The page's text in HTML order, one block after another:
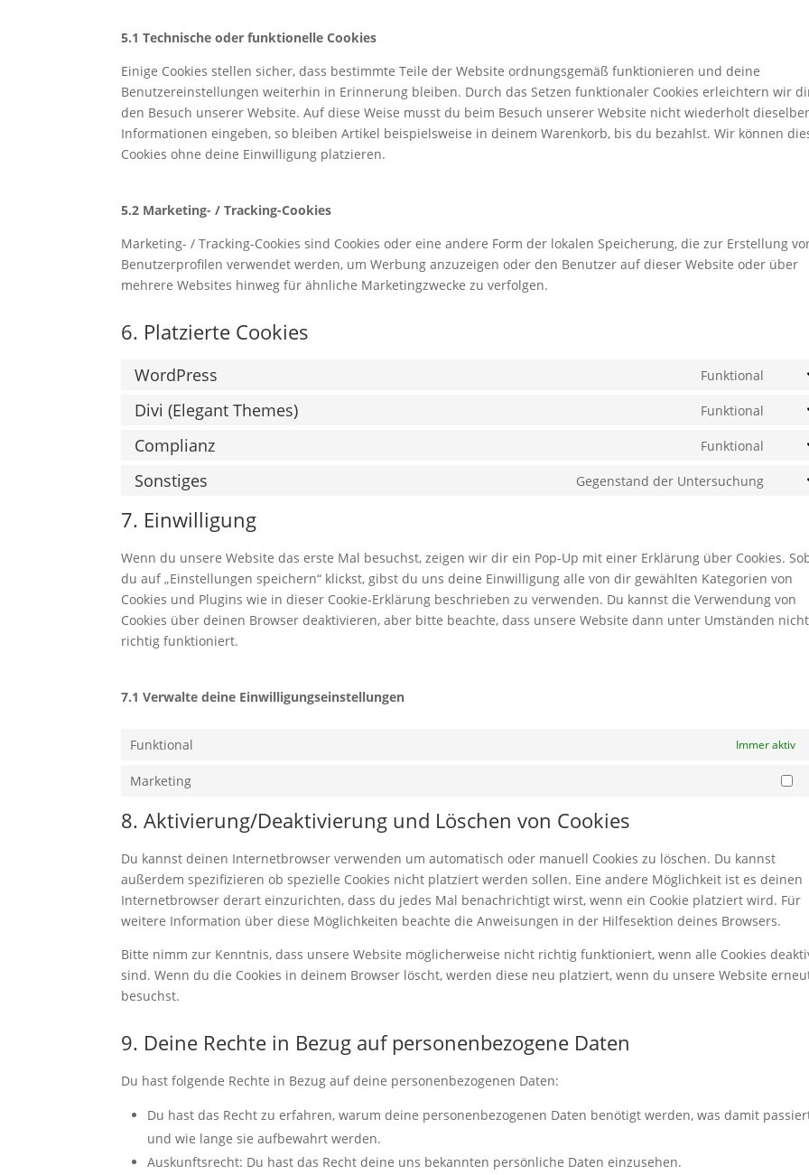
5.1 Technische oder funktionelle Cookies
Einige Cookies stellen sicher, dass bestimmte Teile der Website ordnungsgemäß funktionieren und deine
Benutzereinstellungen weiterhin in Erinnerung bleiben. Durch das Setzen funktionaler Cookies erleichtern wir
den Besuch unserer Website. Auf diese Weise musst du beim Besuch unserer Website nicht wiederholt
Informationen eingeben, so bleiben Artikel beispielsweise in deinem Warenkorb, bis du bezahlst. Wir können
Cookies ohne deine Einwilligung platzieren.
5.2 Marketing- / Tracking-Cookies
Marketing- / Tracking-Cookies sind Cookies oder eine andere Form der lokalen Speicherung, die zur Erstellung
Benutzerprofilen verwendet werden, um Werbung anzuzeigen oder den Benutzer auf dieser Website oder über
mehrere Websites hinweg für ähnliche Marketingzwecke zu verfolgen.
6. Platzierte Cookies
WordPress Funktional
Divi (Elegant Themes) Funktional
Complianz Funktional
Sonstiges Gegenstand der Untersuchung
7. Einwilligung
Wenn du unsere Website das erste Mal besuchst, zeigen wir dir ein Pop-Up mit einer Erklärung über Cookies.
du auf „Einstellungen speichern“ klickst, gibst du uns deine Einwilligung alle von dir gewählten Kategorien von
Cookies und Plugins wie in dieser Cookie-Erklärung beschrieben zu verwenden. Du kannst die Verwendung von
Cookies über deinen Browser deaktivieren, aber bitte beachte, dass unsere Website dann unter Umständen nicht
richtig funktioniert.
7.1 Verwalte deine Einwilligungseinstellungen
Funktional Immer aktiv
Marketing
8. Aktivierung/Deaktivierung und Löschen von Cookies
Du kannst deinen Internetbrowser verwenden um automatisch oder manuell Cookies zu löschen. Du kannst
außerdem spezifizieren ob spezielle Cookies nicht platziert werden sollen. Eine andere Möglichkeit ist es deinen
Internetbrowser derart einzurichten, dass du jedes Mal benachrichtigt wirst, wenn ein Cookie platziert wird. Für
weitere Information über diese Möglichkeiten beachte die Anweisungen in der Hilfesektion deines Browsers.
Bitte nimm zur Kenntnis, dass unsere Website möglicherweise nicht richtig funktioniert, wenn alle Cookies
sind. Wenn du die Cookies in deinem Browser löscht, werden diese neu platziert, wenn du unsere Website
besuchst.
9. Deine Rechte in Bezug auf personenbezogene Daten
Du hast folgende Rechte in Bezug auf deine personenbezogenen Daten:
Du hast das Recht zu erfahren, warum deine personenbezogenen Daten benötigt werden, was damit
und wie lange sie aufbewahrt werden.
Auskunftsrecht: Du hast das Recht deine uns bekannten persönliche Daten einzusehen.